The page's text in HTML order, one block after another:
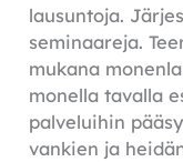
lausuntoja.
seminaareja.
mukana
monella tavalla
palveluihin
vankien ja